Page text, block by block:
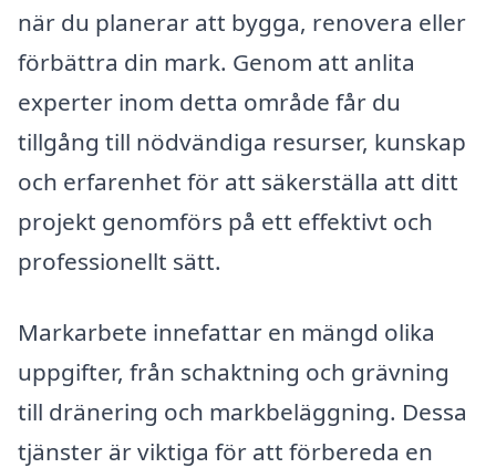
när du planerar att bygga, renovera eller
förbättra din mark. Genom att anlita
experter inom detta område får du
tillgång till nödvändiga resurser, kunskap
och erfarenhet för att säkerställa att ditt
projekt genomförs på ett effektivt och
professionellt sätt.
Markarbete innefattar en mängd olika
uppgifter, från schaktning och grävning
till dränering och markbeläggning. Dessa
tjänster är viktiga för att förbereda en